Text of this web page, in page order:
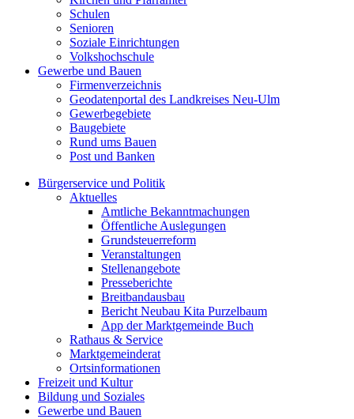
Schulen
Senioren
Soziale Einrichtungen
Volkshochschule
Gewerbe und Bauen
Firmenverzeichnis
Geodatenportal des Landkreises Neu-Ulm
Gewerbegebiete
Baugebiete
Rund ums Bauen
Post und Banken
Bürgerservice und Politik
Aktuelles
Amtliche Bekanntmachungen
Öffentliche Auslegungen
Grundsteuerreform
Veranstaltungen
Stellenangebote
Presseberichte
Breitbandausbau
Bericht Neubau Kita Purzelbaum
App der Marktgemeinde Buch
Rathaus & Service
Marktgemeinderat
Ortsinformationen
Freizeit und Kultur
Bildung und Soziales
Gewerbe und Bauen